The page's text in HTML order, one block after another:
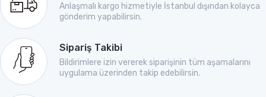
Anlaşmalı kargo hizmetiyle İstanbul dışından kolayca
gönderim yapabilirsin.
Sipariş Takibi
Bildirimlere izin vererek siparişinin tüm aşamalarını
uygulama üzerinden takip edebilirsin.